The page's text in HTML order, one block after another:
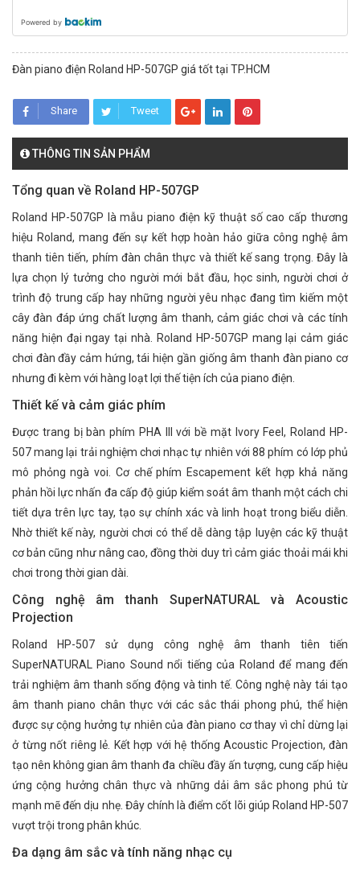
Powered by
Đàn piano điện Roland HP-507GP giá tốt tại TP.HCM
Share Tweet
THÔNG TIN SẢN PHẨM
Tổng quan về Roland HP-507GP
Roland HP-507GP là mẫu piano điện kỹ thuật số cao cấp thương
hiệu Roland, mang đến sự kết hợp hoàn hảo giữa công nghệ âm
thanh tiên tiến, phím đàn chân thực và thiết kế sang trọng. Đây là
lựa chọn lý tưởng cho người mới bắt đầu, học sinh, người chơi ở
trình độ trung cấp hay những người yêu nhạc đang tìm kiếm một
cây đàn đáp ứng chất lượng âm thanh, cảm giác chơi và các tính
năng hiện đại ngay tại nhà. Roland HP-507GP mang lại cảm giác
chơi đàn đầy cảm hứng, tái hiện gần giống âm thanh đàn piano cơ
nhưng đi kèm với hàng loạt lợi thế tiện ích của piano điện.
Thiết kế và cảm giác phím
Được trang bị bàn phím PHA III với bề mặt Ivory Feel, Roland HP-
507 mang lại trải nghiệm chơi nhạc tự nhiên với 88 phím có lớp phủ
mô phỏng ngà voi. Cơ chế phím Escapement kết hợp khả năng
phản hồi lực nhấn đa cấp độ giúp kiểm soát âm thanh một cách chi
tiết dựa trên lực tay, tạo sự chính xác và linh hoạt trong biểu diễn.
Nhờ thiết kế này, người chơi có thể dễ dàng tập luyện các kỹ thuật
cơ bản cũng như nâng cao, đồng thời duy trì cảm giác thoải mái khi
chơi trong thời gian dài.
Công nghệ âm thanh SuperNATURAL và Acoustic
Projection
Roland HP-507 sử dụng công nghệ âm thanh tiên tiến
SuperNATURAL Piano Sound nổi tiếng của Roland để mang đến
trải nghiệm âm thanh sống động và tinh tế. Công nghệ này tái tạo
âm thanh piano chân thực với các sắc thái phong phú, thể hiện
được sự cộng hưởng tự nhiên của đàn piano cơ thay vì chỉ dừng lại
ở từng nốt riêng lẻ. Kết hợp với hệ thống Acoustic Projection, đàn
tạo nên không gian âm thanh đa chiều đầy ấn tượng, cung cấp hiệu
ứng cộng hưởng chân thực và những dải âm sắc phong phú từ
mạnh mẽ đến dịu nhẹ. Đây chính là điểm cốt lõi giúp Roland HP-507
vượt trội trong phân khúc.
Đa dạng âm sắc và tính năng nhạc cụ